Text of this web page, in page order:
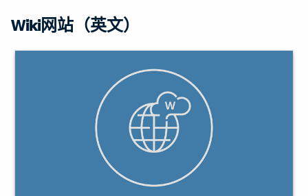
Wiki网站（英文）